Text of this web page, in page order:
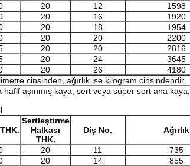
20 12
1598
20 16
1920
20 18
1954
20 20
2200
20 20
2816
20 24
3645
20 26
4180
cinsinden, ağırlık ise kilogram cinsindendir.
aşınmış kaya, sert veya süper sert ana kaya;
.
Sertleştirme
Halkası
THK.
Diş No. Ağırlık
20 11
735
20 14
855